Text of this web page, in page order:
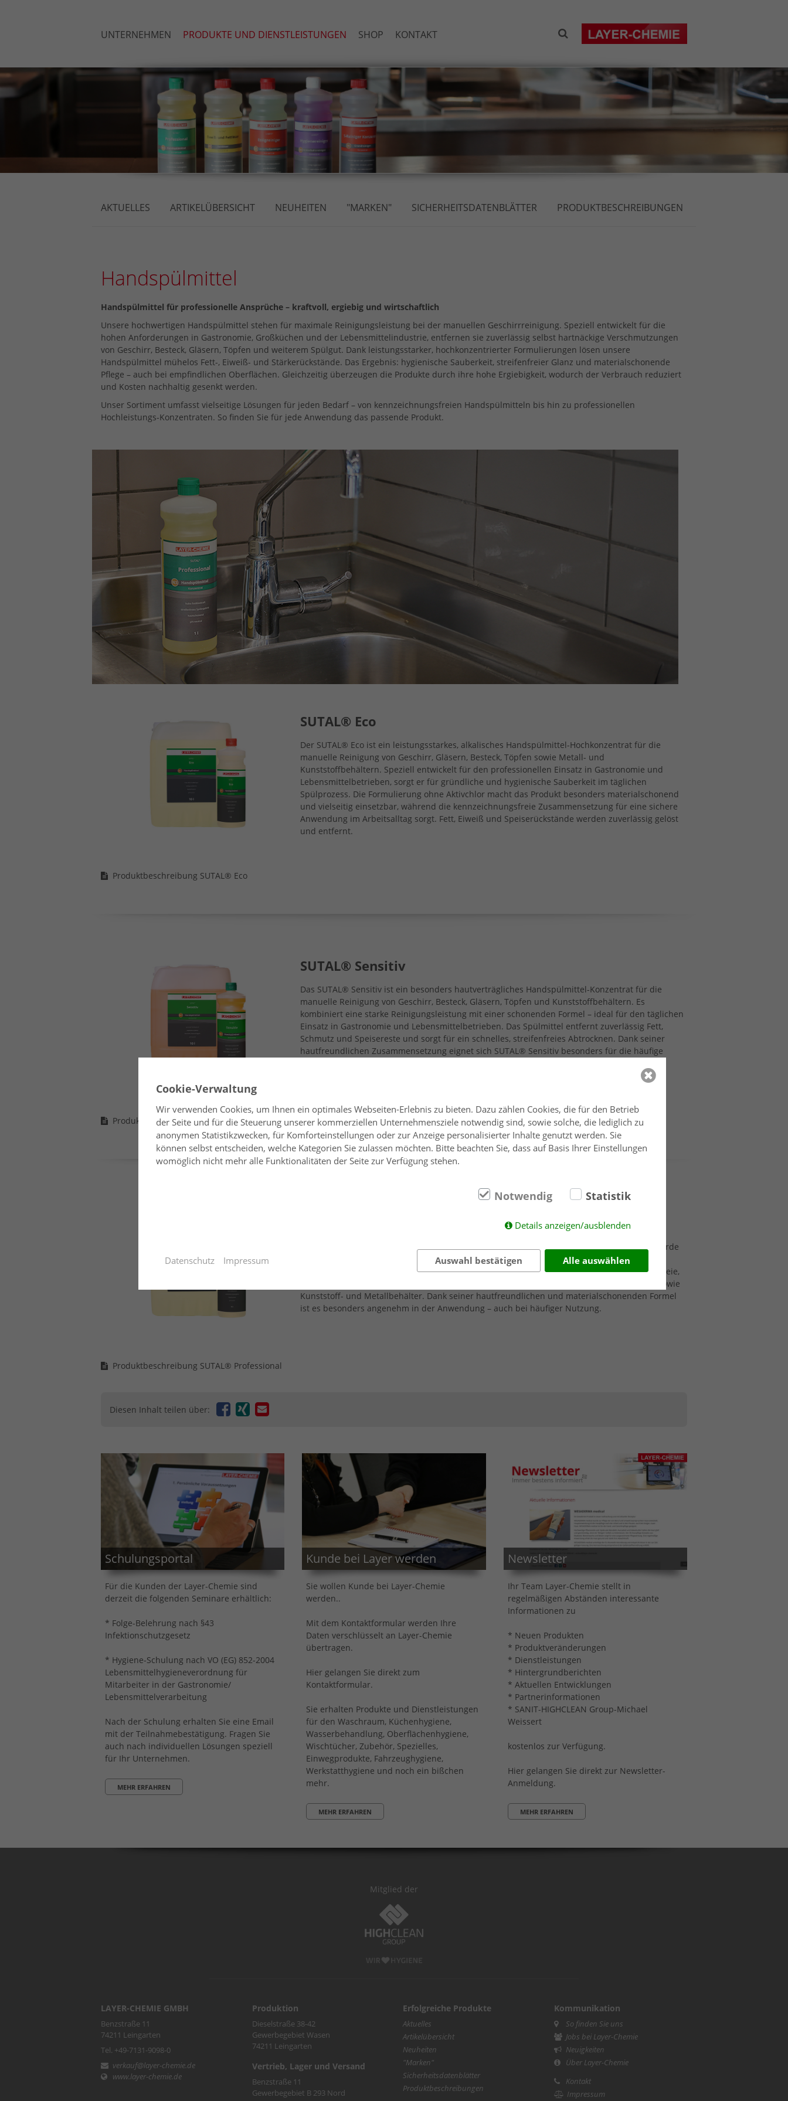
UNTERNEHMEN PRODUKTE UND DIENSTLEISTUNGEN SHOP KONTAKT
AKTUELLES ARTIKELÜBERSICHT NEUHEITEN "MARKEN" SICHERHEITSDATENBLÄTTER PRODUKTBESCHREIBUNGEN
Handspülmittel
Handspülmittel für professionelle Ansprüche – kraftvoll, ergiebig und wirtschaftlich
Unsere hochwertigen Handspülmittel stehen für maximale Reinigungsleistung bei der manuellen Geschirrreinigung. Speziell entwickelt für die
hohen Anforderungen in Gastronomie, Großküchen und der Lebensmittelindustrie, entfernen sie zuverlässig selbst hartnäckige Verschmutzungen
von Geschirr, Besteck, Gläsern, Töpfen und weiterem Spülgut. Dank leistungsstarker, hochkonzentrierter Formulierungen lösen unsere
Handspülmittel mühelos Fett-, Eiweiß- und Stärkerückstände. Das Ergebnis: hygienische Sauberkeit, streifenfreier Glanz und materialschonende
Pflege – auch bei empfindlichen Oberflächen. Gleichzeitig überzeugen die Produkte durch ihre hohe Ergiebigkeit, wodurch der Verbrauch reduziert
und Kosten nachhaltig gesenkt werden.
Unser Sortiment umfasst vielseitige Lösungen für jeden Bedarf – von kennzeichnungsfreien Handspülmitteln bis hin zu professionellen
Hochleistungs-Konzentraten. So finden Sie für jede Anwendung das passende Produkt.
SUTAL® Eco
Der SUTAL® Eco ist ein leistungsstarkes, alkalisches Handspülmittel-Hochkonzentrat für die
manuelle Reinigung von Geschirr, Gläsern, Besteck, Töpfen sowie Metall- und
Kunststoffbehältern. Speziell entwickelt für den professionellen Einsatz in Gastronomie und
Lebensmittelbetrieben, sorgt er für gründliche und hygienische Sauberkeit im täglichen
Spülprozess. Die Formulierung ohne Aktivchlor macht das Produkt besonders materialschonend
und vielseitig einsetzbar, während die kennzeichnungsfreie Zusammensetzung für eine sichere
Anwendung im Arbeitsalltag sorgt. Fett, Eiweiß und Speiserückstände werden zuverlässig gelöst
und entfernt.
Produktbeschreibung SUTAL® Eco
SUTAL® Sensitiv
Das SUTAL® Sensitiv ist ein besonders hautverträgliches Handspülmittel-Konzentrat für die
manuelle Reinigung von Geschirr, Besteck, Gläsern, Töpfen und Kunststoffbehältern. Es
kombiniert eine starke Reinigungsleistung mit einer schonenden Formel – ideal für den täglichen
Einsatz in Gastronomie und Lebensmittelbetrieben. Das Spülmittel entfernt zuverlässig Fett,
Schmutz und Speisereste und sorgt für ein schnelles, streifenfreies Abtrocknen. Dank seiner
hautfreundlichen Zusammensetzung eignet sich SUTAL® Sensitiv besonders für die häufige
Produktbeschreibung SUTAL® Sensitiv
Das SUTAL® Professional ist ein leistungsstarkes, hochkonzentriertes Handspülmittel für die
tägliche manuelle Reinigung in Gastronomie, Großküchen und Lebensmittelbetrieben. Es wurde
speziell für den professionellen Einsatz entwickelt und entfernt zuverlässig Fett, Öl,
Eiweißverschmutzungen sowie angetrocknete Speisereste. Das Spülmittel sorgt für streifenfreie,
schnell abtrocknende Ergebnisse und eignet sich ideal für Geschirr, Gläser, Besteck, Töpfe sowie
Kunststoff- und Metallbehälter. Dank seiner hautfreundlichen und materialschonenden Formel
ist es besonders angenehm in der Anwendung – auch bei häufiger Nutzung.
Produktbeschreibung SUTAL® Professional
Diesen Inhalt teilen über:
Schulungsportal
Für die Kunden der Layer-Chemie sind
derzeit die folgenden Seminare erhältlich:
* Folge-Belehrung nach §43
Infektionschutzgesetz
* Hygiene-Schulung nach VO (EG) 852-2004
Lebensmittelhygieneverordnung für
Mitarbeiter in der Gastronomie/
Lebensmittelverarbeitung
Nach der Schulung erhalten Sie eine Email
mit der Teilnahmebestätigung. Fragen Sie
auch nach individuellen Lösungen speziell
für Ihr Unternehmen.
MEHR ERFAHREN
Kunde bei Layer werden
Sie wollen Kunde bei Layer-Chemie
werden..
Mit dem Kontaktformular werden Ihre
Daten verschlüsselt an Layer-Chemie
übertragen.
Hier gelangen Sie direkt zum
Kontaktformular.
Sie erhalten Produkte und Dienstleistungen
für den Waschraum, Küchenhygiene,
Wasserbehandlung, Oberflächenhygiene,
Wischtücher, Zubehör, Spezielles,
Einwegprodukte, Fahrzeughygiene,
Werkstatthygiene und noch ein bißchen
mehr.
MEHR ERFAHREN
Newsletter
Ihr Team Layer-Chemie stellt in
regelmäßigen Abständen interessante
Informationen zu
* Neuen Produkten
* Produktveränderungen
* Dienstleistungen
* Hintergrundberichten
* Aktuellen Entwicklungen
* Partnerinformationen
* SANIT-HIGHCLEAN Group-Michael
Weissert
kostenlos zur Verfügung.
Hier gelangen Sie direkt zur Newsletter-
Anmeldung.
MEHR ERFAHREN
Mitglied der
LAYER-CHEMIE GMBH
Benzstraße 11
74211 Leingarten
Tel. +49-7131-9098-0
verkauf@layer-chemie.de
www.layer-chemie.de
Produktion
Dieselstraße 38-42
Gewerbegebiet Wasen
74211 Leingarten
Vertrieb, Lager und Versand
Benzstraße 11
Gewerbegebiet B 293 Nord
Erfolgreiche Produkte
Aktuelles
Artikelübersicht
Neuheiten
"Marken"
Sicherheitsdatenblätter
Produktbeschreibungen
Kommunikation
So finden Sie uns
Jobs bei Layer-Chemie
Neuigkeiten
Über Layer-Chemie
Kontakt
Impressum
Cookie-Verwaltung
Wir verwenden Cookies, um Ihnen ein optimales Webseiten-Erlebnis zu bieten. Dazu zählen Cookies, die für den Betrieb
der Seite und für die Steuerung unserer kommerziellen Unternehmensziele notwendig sind, sowie solche, die lediglich zu
anonymen Statistikzwecken, für Komforteinstellungen oder zur Anzeige personalisierter Inhalte genutzt werden. Sie
können selbst entscheiden, welche Kategorien Sie zulassen möchten. Bitte beachten Sie, dass auf Basis Ihrer Einstellungen
womöglich nicht mehr alle Funktionalitäten der Seite zur Verfügung stehen.
Notwendig Statistik
Details anzeigen/ausblenden
Auswahl bestätigen Alle auswählen
Datenschutz Impressum